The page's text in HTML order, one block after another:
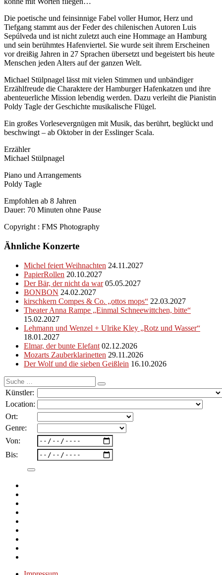
Die poetische und feinsinnige Fabel voller Humor, Herz und
Tiefgang stammt aus der Feder des chilenischen Autoren Luis
Sepúlveda und ist nicht zuletzt auch eine Hommage an Hamburg
und sein berühmtes Hafenviertel. Sie wurde seit ihrem Erscheinen
vor dreißig Jahren in 27 Sprachen übersetzt und begeistert bis heute
Menschen jeden Alters auf der ganzen Welt.
Michael Stülpnagel lässt mit vielen Stimmen und unbändiger
Erzählfreude die Charaktere der Hamburger Hafenkatzen und ihre
abenteuerliche Mission lebendig werden. Dazu verleiht die Pianistin
Poldy Tagle der Geschichte musikalische Flügel.
Ein großes Vorlesevergnügen mit Musik, das berührt, beglückt und
beschwingt – ab Oktober in der Esslinger Scala.
Erzähler
Michael Stülpnagel
Piano und Arrangements
Poldy Tagle
Empfohlen ab 8 Jahren
Dauer: 70 Minuten ohne Pause
Copyright : FMS Photography
Ähnliche Konzerte
Michel feiert Weihnachten 24.11.2027
PapierRollen 20.10.2027
Der Bär, der nicht da war 05.05.2027
BONBON 24.02.2027
kirschkern Compes & Co. „ottos mops“ 22.03.2027
Theater Anna Rampe „Einmal Schneewittchen, bitte“
15.02.2027
Lehmann und Wenzel + Ulrike Kley „Rotz und Wasser“
18.01.2027
Elmar, der bunte Elefant 02.12.2026
Mozarts Zauberklarinetten 29.11.2026
Der Wolf und die sieben Geißlein 16.10.2026
Suche
nach:
Künstler:
Location:
Ort:
Genre:
Von:
Bis: